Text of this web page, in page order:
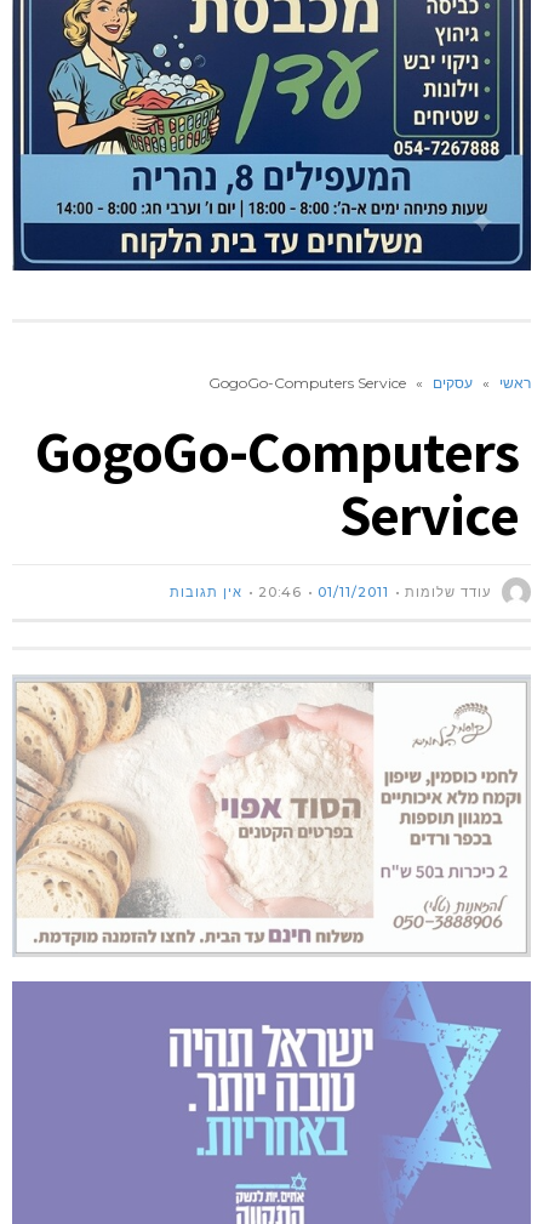
ראשי » עסקים »
GogoGo-Computers Service
GogoGo-Computers
Service
עודד שלומות 01/11/2011
20:46 אין תגובות